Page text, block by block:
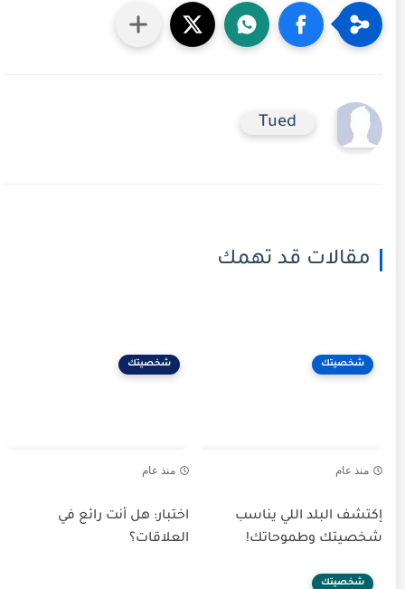
Tued
مقالات قد تهمك
شخصيتك
منذ عام
إكتشف البلد اللي يناسب
شخصيتك وطموحاتك!
شخصيتك
منذ عام
اختبار: هل أنت رائع في
العلاقات؟
شخصيتك